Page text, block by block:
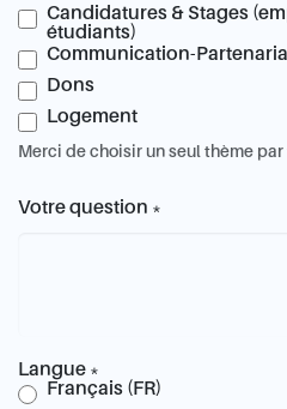
Candidatures & Stages
étudiants)
Communication-
Dons
Logement
Merci de choisir un seul thème
Votre question *
Langue *
Français (FR)